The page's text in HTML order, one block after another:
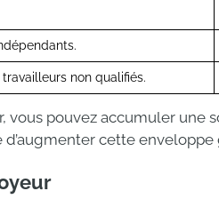
non qualifiés.
vous pouvez accumuler une
cette